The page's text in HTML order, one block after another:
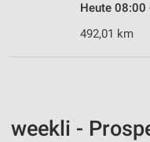
Heute 08:00
492,01 km
weekli -